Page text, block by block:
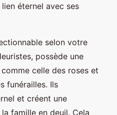
éternel avec ses
selon votre
possède une
celle des roses et
funérailles. Ils
et créent une
famille en deuil. Cela